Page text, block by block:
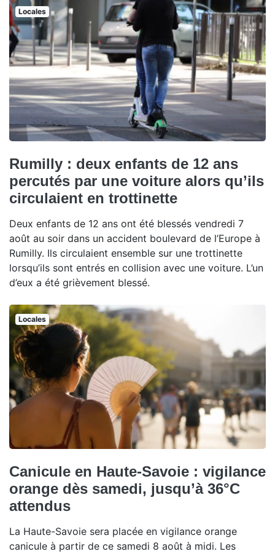
Locales
Rumilly : deux enfants de 12 ans
percutés par une voiture alors qu’ils
circulaient en trottinette
Deux enfants de 12 ans ont été blessés vendredi 7
août au soir dans un accident boulevard de l’Europe à
Rumilly. Ils circulaient ensemble sur une trottinette
lorsqu’ils sont entrés en collision avec une voiture. L’un
d’eux a été grièvement blessé.
Locales
Canicule en Haute-Savoie : vigilance
orange dès samedi, jusqu’à 36°C
attendus
La Haute-Savoie sera placée en vigilance orange
canicule à partir de ce samedi 8 août à midi. Les